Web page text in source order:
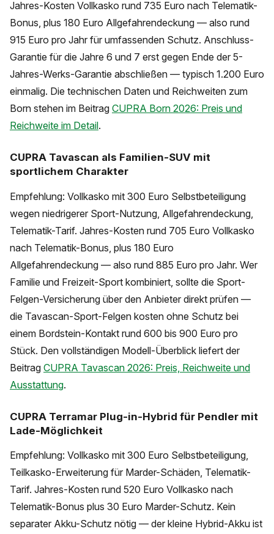
Jahres-Kosten Vollkasko rund 735 Euro nach Telematik-
Bonus, plus 180 Euro Allgefahrendeckung — also rund
915 Euro pro Jahr für umfassenden Schutz. Anschluss-
Garantie für die Jahre 6 und 7 erst gegen Ende der 5-
Jahres-Werks-Garantie abschließen — typisch 1.200 Euro
einmalig. Die technischen Daten und Reichweiten zum
Born stehen im Beitrag CUPRA Born 2026: Preis und
Reichweite im Detail.
CUPRA Tavascan als Familien-SUV mit
sportlichem Charakter
Empfehlung: Vollkasko mit 300 Euro Selbstbeteiligung
wegen niedrigerer Sport-Nutzung, Allgefahrendeckung,
Telematik-Tarif. Jahres-Kosten rund 705 Euro Vollkasko
nach Telematik-Bonus, plus 180 Euro
Allgefahrendeckung — also rund 885 Euro pro Jahr. Wer
Familie und Freizeit-Sport kombiniert, sollte die Sport-
Felgen-Versicherung über den Anbieter direkt prüfen —
die Tavascan-Sport-Felgen kosten ohne Schutz bei
einem Bordstein-Kontakt rund 600 bis 900 Euro pro
Stück. Den vollständigen Modell-Überblick liefert der
Beitrag CUPRA Tavascan 2026: Preis, Reichweite und
Ausstattung.
CUPRA Terramar Plug-in-Hybrid für Pendler mit
Lade-Möglichkeit
Empfehlung: Vollkasko mit 300 Euro Selbstbeteiligung,
Teilkasko-Erweiterung für Marder-Schäden, Telematik-
Tarif. Jahres-Kosten rund 520 Euro Vollkasko nach
Telematik-Bonus plus 30 Euro Marder-Schutz. Kein
separater Akku-Schutz nötig — der kleine Hybrid-Akku ist